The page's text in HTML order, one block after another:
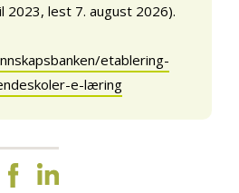
2023, lest 7. august 2026).
etablering-
e-læring